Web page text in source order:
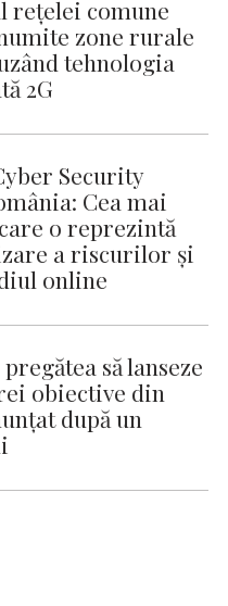
rețelei comune
zone rurale
tehnologia
2G
Security
Cea mai
o reprezintă
a riscurilor și
online
să lanseze
obiective din
după un